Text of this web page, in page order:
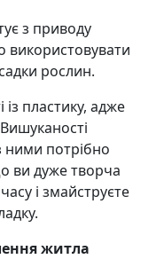
з приводу
використовувати
рослин.
пластику, адже
ними потрібно
ви дуже творча
і змайструєте
житла